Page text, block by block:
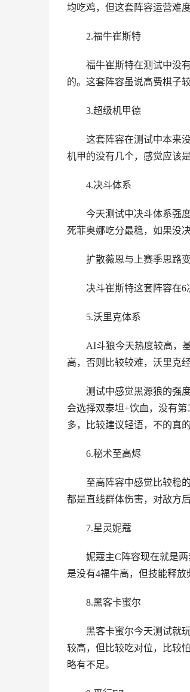
均吃鸡，但这套阵容运营难
2.福牛崔斯特
福牛崔斯特在测试中没
的。这套阵容虽说高费棋子
3.超级机甲德
这套阵容在测试中本来
机甲的没有几个，感觉应该
4.决斗体系
今天测试中决斗体系强
死菲奥娜吃分最稳，如果没
扩散薇恩与上赛季思路
决斗崔斯特这套阵容在6
5.沃里克体系
AI斗狼今天热度较高，
高，否则比较较难，沃里克
测试中感觉黑源狼的强
会选择双泰坦+饮血，没有
多，比较建议轻语，不的真的
6.秘术至高烬
至高阵容中感觉比较稳
都是直线群体伤害，对敌方
7.星灵妮蔻
妮蔻主C阵容现在就是
是没有4福牛高，但技能释放
8.黑客卡蜜尔
黑客卡蜜尔今天测试就
较高，但比较吃对位，比较
略有不足。